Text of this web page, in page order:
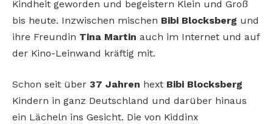
Kindheit geworden und begeistern Klein und Groß
bis heute. Inzwischen mischen Bibi Blocksberg und
ihre Freundin Tina Martin auch im Internet und auf
der Kino-Leinwand kräftig mit.
Schon seit über 37 Jahren hext Bibi Blocksberg
Kindern in ganz Deutschland und darüber hinaus
ein Lächeln ins Gesicht. Die von Kiddinx